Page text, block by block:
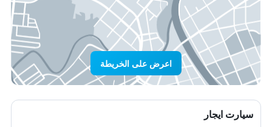
اعرض على الخريطة
سيارت ايجار